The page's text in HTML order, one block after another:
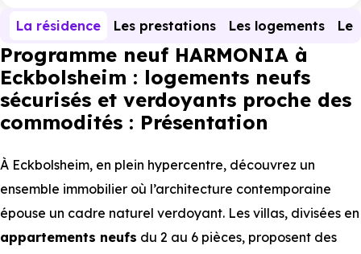
La résidence Les prestations Les logements Le
Programme neuf HARMONIA à
Eckbolsheim : logements neufs
sécurisés et verdoyants proche des
commodités : Présentation
À Eckbolsheim, en plein hypercentre, découvrez un
ensemble immobilier où l’architecture contemporaine
épouse un cadre naturel verdoyant. Les villas, divisées en
appartements neufs du 2 au 6 pièces, proposent des